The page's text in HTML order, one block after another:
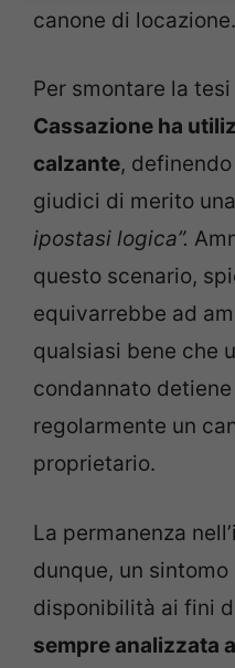
canone di locazione.
Per smontare la
Cassazione ha
calzante,
giudici di merito una
ipostasi logica”.
questo scenario,
equivarrebbe ad
qualsiasi bene che
condannato
regolarmente un
proprietario.
La permanenza
dunque, un
disponibilità ai fini
sempre analizzata